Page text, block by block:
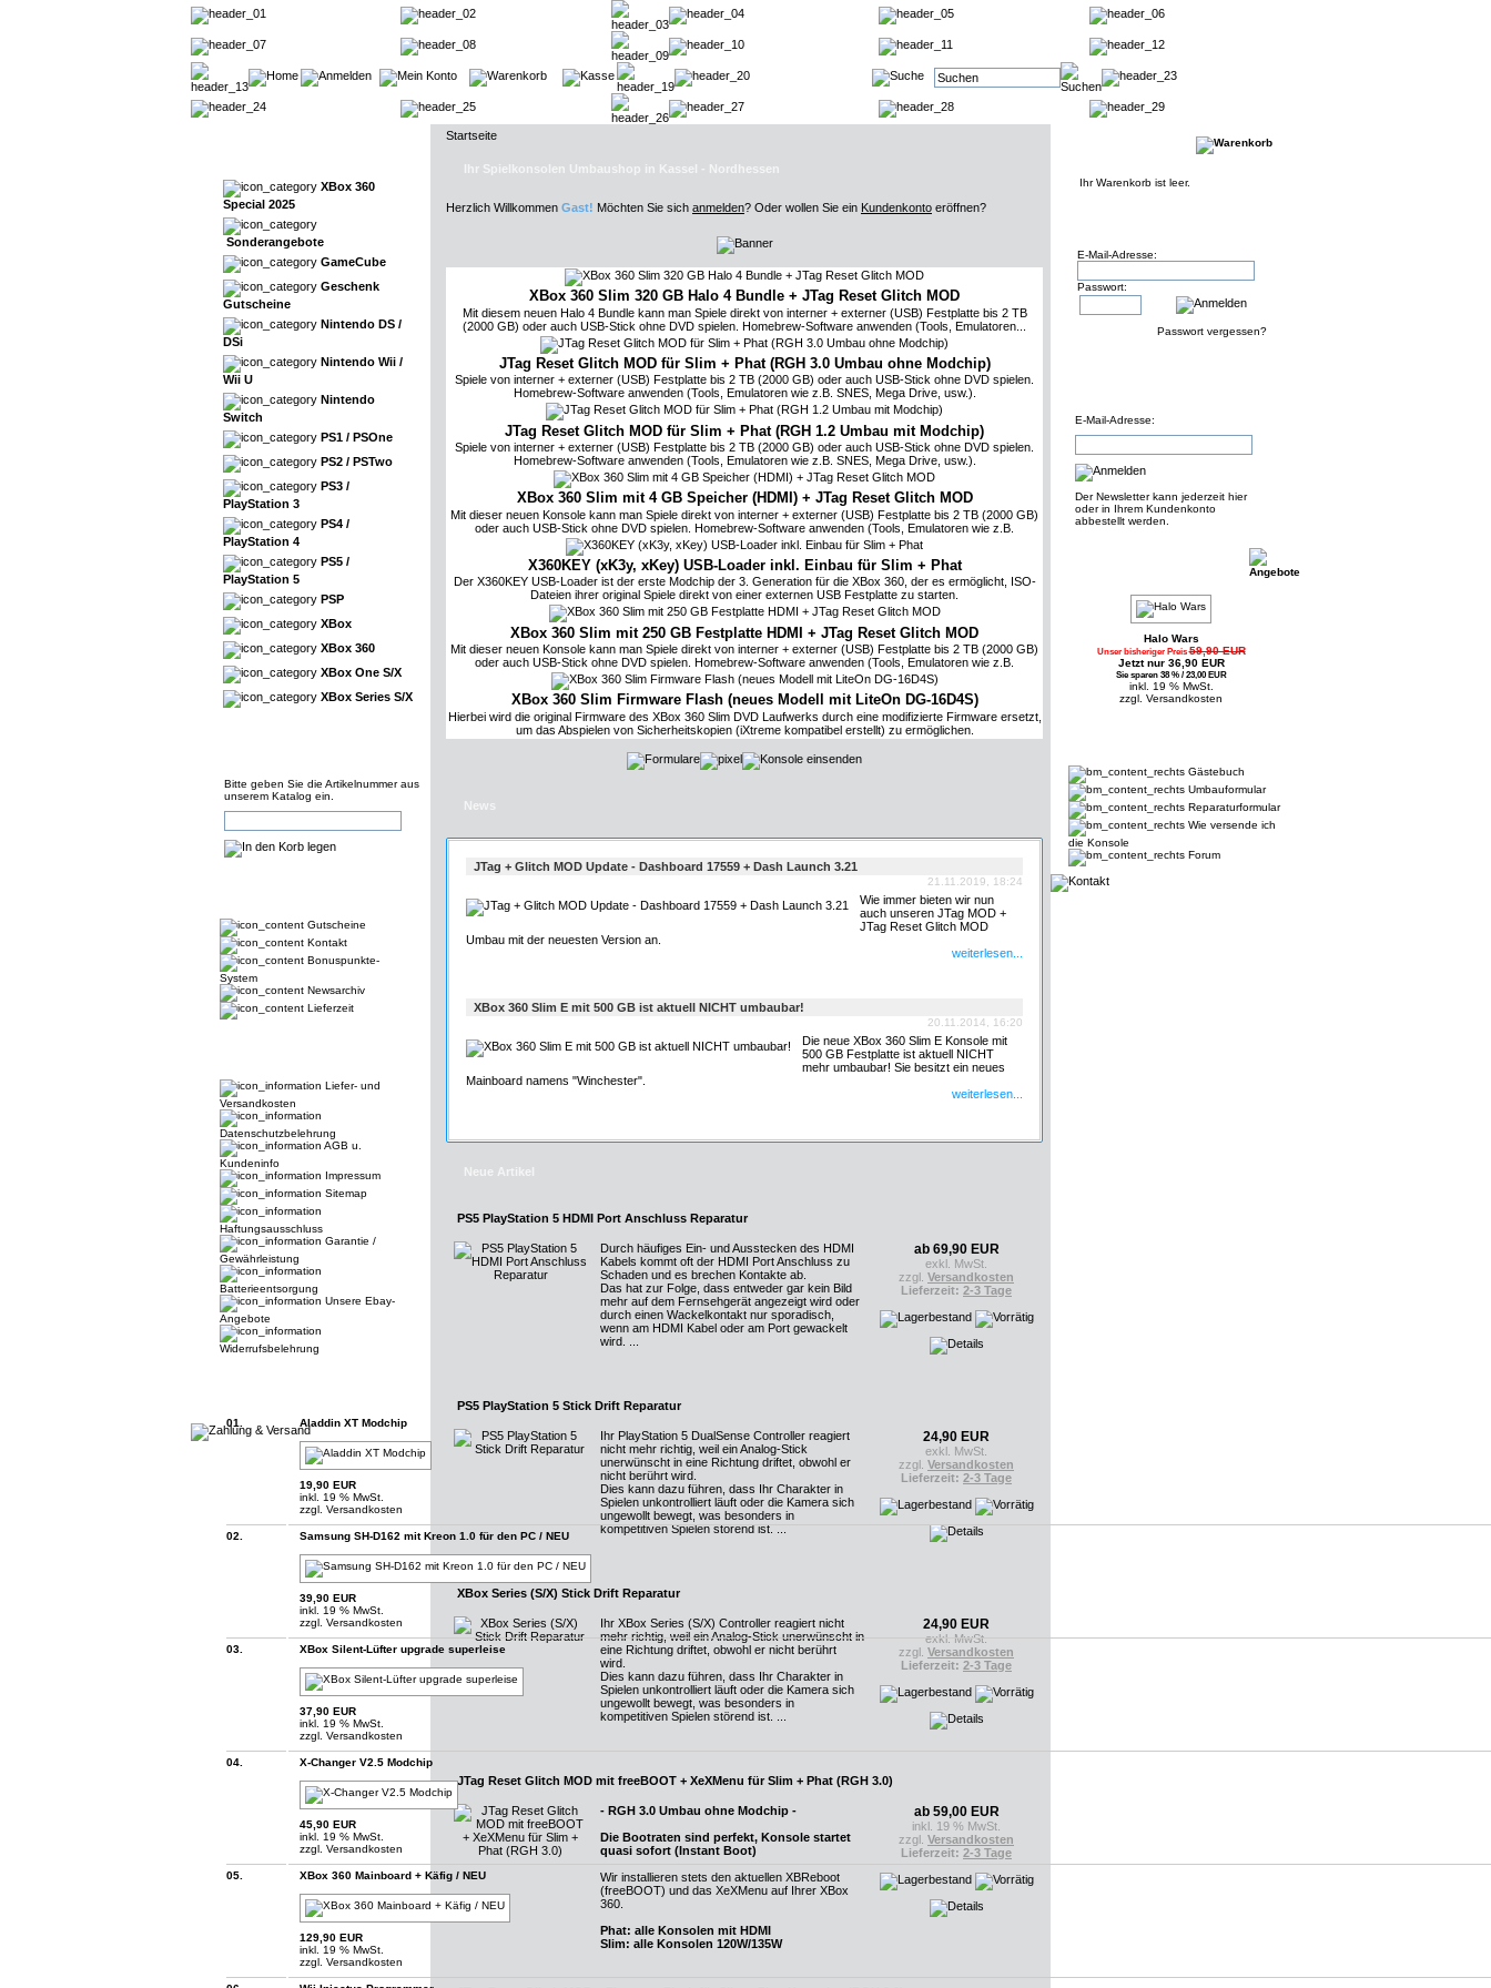
XBox 360
Special 2025
Sonderangebote
GameCube
Geschenk
Gutscheine
Nintendo DS /
DSi
Nintendo Wii /
Wii U
Nintendo
Switch
PS1 / PSOne
PS2 / PSTwo
PS3 /
PlayStation 3
PS4 /
PlayStation 4
PS5 /
PlayStation 5
PSP
XBox
XBox 360
XBox One S/X
XBox Series S/X
Bitte geben Sie die Artikelnummer aus
unserem Katalog ein.
Gutscheine
Kontakt
Bonuspunkte-
System
Newsarchiv
Lieferzeit
Liefer- und
Versandkosten
Datenschutzbelehrung
AGB u.
Kundeninfo
Impressum
Sitemap
Haftungsausschluss
Garantie /
Gewährleistung
Batterieentsorgung
Unsere Ebay-
Angebote
Widerrufsbelehrung
01. Aladdin XT Modchip
19,90 EUR
inkl. 19 % MwSt.
zzgl. Versandkosten
02. Samsung SH-D162 mit Kreon 1.0 für den PC / NEU
39,90 EUR
inkl. 19 % MwSt.
zzgl. Versandkosten
03. XBox Silent-Lüfter upgrade superleise
37,90 EUR
inkl. 19 % MwSt.
zzgl. Versandkosten
04. X-Changer V2.5 Modchip
45,90 EUR
inkl. 19 % MwSt.
zzgl. Versandkosten
05. XBox 360 Mainboard + Käfig / NEU
129,90 EUR
inkl. 19 % MwSt.
zzgl. Versandkosten
Startseite
Ihr Spielkonsolen Umbaushop in Kassel - Nordhessen
Herzlich Willkommen Gast! Möchten Sie sich anmelden? Oder wollen Sie ein Kundenkonto eröffnen?
XBox 360 Slim 320 GB Halo 4 Bundle + JTag Reset Glitch MOD
Mit diesem neuen Halo 4 Bundle kann man Spiele direkt von interner + externer (USB) Festplatte bis 2 TB
(2000 GB) oder auch USB-Stick ohne DVD spielen. Homebrew-Software anwenden (Tools, Emulatoren...
JTag Reset Glitch MOD für Slim + Phat (RGH 3.0 Umbau ohne Modchip)
Spiele von interner + externer (USB) Festplatte bis 2 TB (2000 GB) oder auch USB-Stick ohne DVD spielen.
Homebrew-Software anwenden (Tools, Emulatoren wie z.B. SNES, Mega Drive, usw.).
JTag Reset Glitch MOD für Slim + Phat (RGH 1.2 Umbau mit Modchip)
Spiele von interner + externer (USB) Festplatte bis 2 TB (2000 GB) oder auch USB-Stick ohne DVD spielen.
Homebrew-Software anwenden (Tools, Emulatoren wie z.B. SNES, Mega Drive, usw.).
XBox 360 Slim mit 4 GB Speicher (HDMI) + JTag Reset Glitch MOD
Mit dieser neuen Konsole kann man Spiele direkt von interner + externer (USB) Festplatte bis 2 TB (2000 GB)
oder auch USB-Stick ohne DVD spielen. Homebrew-Software anwenden (Tools, Emulatoren wie z.B.
X360KEY (xK3y, xKey) USB-Loader inkl. Einbau für Slim + Phat
Der X360KEY USB-Loader ist der erste Modchip der 3. Generation für die XBox 360, der es ermöglicht, ISO-
Dateien ihrer original Spiele direkt von einer externen USB Festplatte zu starten.
XBox 360 Slim mit 250 GB Festplatte HDMI + JTag Reset Glitch MOD
Mit dieser neuen Konsole kann man Spiele direkt von interner + externer (USB) Festplatte bis 2 TB (2000 GB)
oder auch USB-Stick ohne DVD spielen. Homebrew-Software anwenden (Tools, Emulatoren wie z.B.
XBox 360 Slim Firmware Flash (neues Modell mit LiteOn DG-16D4S)
Hierbei wird die original Firmware des XBox 360 Slim DVD Laufwerks durch eine modifizierte Firmware ersetzt,
um das Abspielen von Sicherheitskopien (iXtreme kompatibel erstellt) zu ermöglichen.
News
JTag + Glitch MOD Update - Dashboard 17559 + Dash Launch 3.21
21.11.2019, 18:24
Wie immer bieten wir nun
auch unseren JTag MOD +
JTag Reset Glitch MOD
Umbau mit der neuesten Version an.
weiterlesen...
XBox 360 Slim E mit 500 GB ist aktuell NICHT umbaubar!
20.11.2014, 16:20
Die neue XBox 360 Slim E Konsole mit
500 GB Festplatte ist aktuell NICHT
mehr umbaubar! Sie besitzt ein neues
Mainboard namens "Winchester".
weiterlesen...
Neue Artikel
PS5 PlayStation 5 HDMI Port Anschluss Reparatur
Durch häufiges Ein- und Ausstecken des HDMI
Kabels kommt oft der HDMI Port Anschluss zu
Schaden und es brechen Kontakte ab.
Das hat zur Folge, dass entweder gar kein Bild
mehr auf dem Fernsehgerät angezeigt wird oder
durch einen Wackelkontakt nur sporadisch,
wenn am HDMI Kabel oder am Port gewackelt
wird. ...
ab 69,90 EUR
exkl. MwSt.
zzgl. Versandkosten
Lieferzeit: 2-3 Tage
PS5 PlayStation 5 Stick Drift Reparatur
Ihr PlayStation 5 DualSense Controller reagiert
nicht mehr richtig, weil ein Analog-Stick
unerwünscht in eine Richtung driftet, obwohl er
nicht berührt wird.
Dies kann dazu führen, dass Ihr Charakter in
Spielen unkontrolliert läuft oder die Kamera sich
ungewollt bewegt, was besonders in
kompetitiven Spielen störend ist. ...
24,90 EUR
exkl. MwSt.
zzgl. Versandkosten
Lieferzeit: 2-3 Tage
XBox Series (S/X) Stick Drift Reparatur
Ihr XBox Series (S/X) Controller reagiert nicht
mehr richtig, weil ein Analog-Stick unerwünscht in
eine Richtung driftet, obwohl er nicht berührt
wird.
Dies kann dazu führen, dass Ihr Charakter in
Spielen unkontrolliert läuft oder die Kamera sich
ungewollt bewegt, was besonders in
kompetitiven Spielen störend ist. ...
24,90 EUR
exkl. MwSt.
zzgl. Versandkosten
Lieferzeit: 2-3 Tage
JTag Reset Glitch MOD mit freeBOOT + XeXMenu für Slim + Phat (RGH 3.0)
- RGH 3.0 Umbau ohne Modchip -
Die Bootraten sind perfekt, Konsole startet
quasi sofort (Instant Boot)
Wir installieren stets den aktuellen XBReboot
(freeBOOT) und das XeXMenu auf Ihrer XBox
360.
Phat: alle Konsolen mit HDMI
Slim: alle Konsolen 120W/135W
ab 59,00 EUR
inkl. 19 % MwSt.
zzgl. Versandkosten
Lieferzeit: 2-3 Tage
Ihr Warenkorb ist leer.
E-Mail-Adresse:
Passwort:
Passwort vergessen?
E-Mail-Adresse:
Der Newsletter kann jederzeit hier
oder in Ihrem Kundenkonto
abbestellt werden.
Halo Wars
Unser bisheriger Preis59,90 EUR
Jetzt nur 36,90 EUR
Sie sparen 38 % / 23,00 EUR
inkl. 19 % MwSt.
zzgl. Versandkosten
Gästebuch
Umbauformular
Reparaturformular
Wie versende ich
die Konsole
Forum